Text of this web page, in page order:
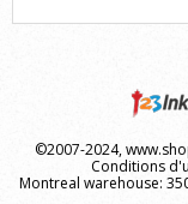
©2007-2024,
Conditions
Montreal warehouse: